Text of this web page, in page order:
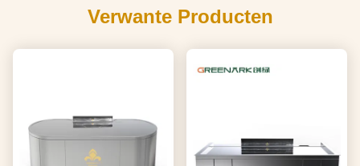
Verwante Producten